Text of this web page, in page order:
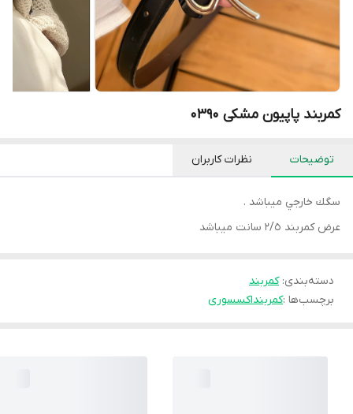
کمربند پاپیون مشکی 0390
توضیحات نظرات کاربران
سگك خارجي ميباشد .
عرض كمربند ٢/٥ سانت ميباشد
دسته‌بندی:كمربند
برچسب‌ها :کمربنداکسسوری